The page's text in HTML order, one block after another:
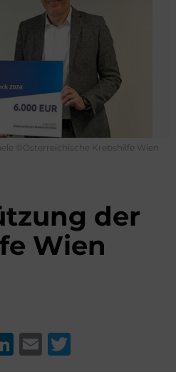
©Österreichische Krebshilfe Wien
der
Wien
Li
E